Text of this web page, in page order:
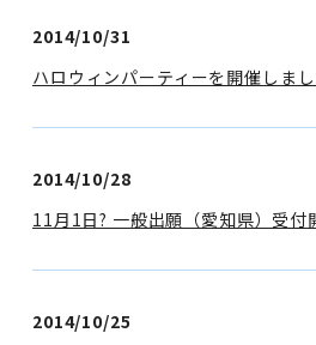
2014/10/31
ハロウィンパーティーを開催しま
2014/10/28
11月1日? 一般出願（愛知県）受付
2014/10/25